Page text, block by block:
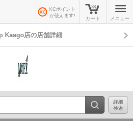
KCポイント
が使えます!
カート メニュー
Kaago店の店舗詳細
詳細
検索